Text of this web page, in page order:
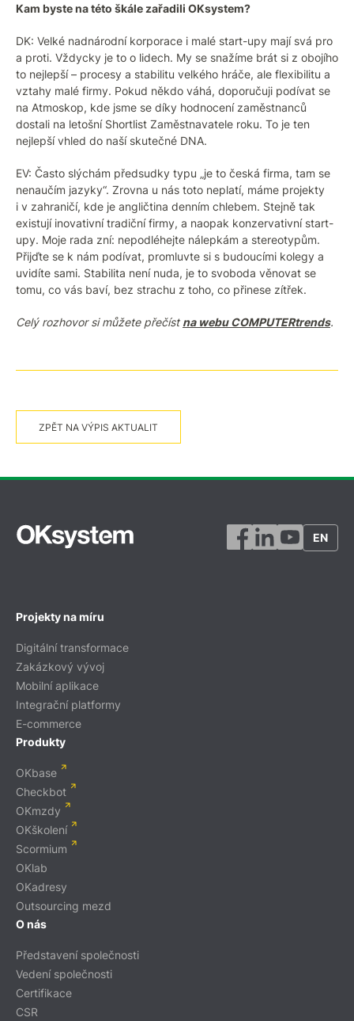
Kam byste na této škále zařadili OKsystem?
DK: Velké nadnárodní korporace i malé start-upy mají svá pro
a proti. Vždycky je to o lidech. My se snažíme brát si z obojího
to nejlepší – procesy a stabilitu velkého hráče, ale flexibilitu a
vztahy malé firmy. Pokud někdo váhá, doporučuji podívat se
na Atmoskop, kde jsme se díky hodnocení zaměstnanců
dostali na letošní Shortlist Zaměstnavatele roku. To je ten
nejlepší vhled do naší skutečné DNA.
EV: Často slýchám předsudky typu „je to česká firma, tam se
nenaučím jazyky“. Zrovna u nás toto neplatí, máme projekty
i v zahraničí, kde je angličtina denním chlebem. Stejně tak
existují inovativní tradiční firmy, a naopak konzervativní start-
upy. Moje rada zní: nepodléhejte nálepkám a stereotypům.
Přijďte se k nám podívat, promluvte si s budoucími kolegy a
uvidíte sami. Stabilita není nuda, je to svoboda věnovat se
tomu, co vás baví, bez strachu z toho, co přinese zítřek.
Celý rozhovor si můžete přečístna webu COMPUTERtrends.
ZPĚT NA VÝPIS AKTUALIT
EN
Projekty na míru
Digitální transformace
Zakázkový vývoj
Mobilní aplikace
Integrační platformy
E-commerce
Produkty
OKbase
Checkbot
OKmzdy
OKškolení
Scormium
OKlab
OKadresy
Outsourcing mezd
O nás
Představení společnosti
Vedení společnosti
Certifikace
CSR